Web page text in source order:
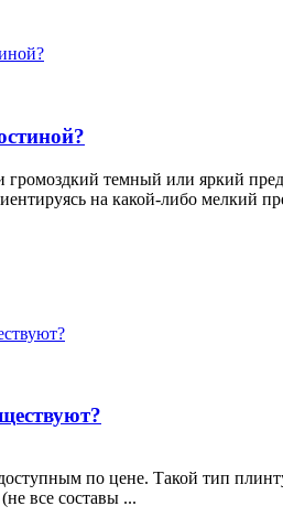
темный или яркий
на какой-либо мелкий
по цене. Такой тип
все составы ...